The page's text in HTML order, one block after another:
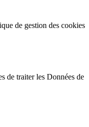
de gestion des cookies
de traiter les Données de